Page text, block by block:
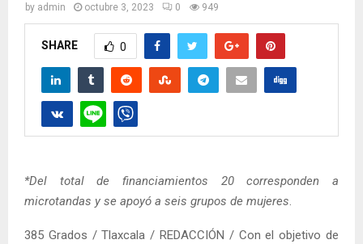
by admin octubre 3, 2023 0 949
SHARE 0
*Del total de financiamientos 20 corresponden a
microtandas y se apoyó a seis grupos de mujeres
385 Grados / Tlaxcala / REDACCIÓN / Con el objetivo de